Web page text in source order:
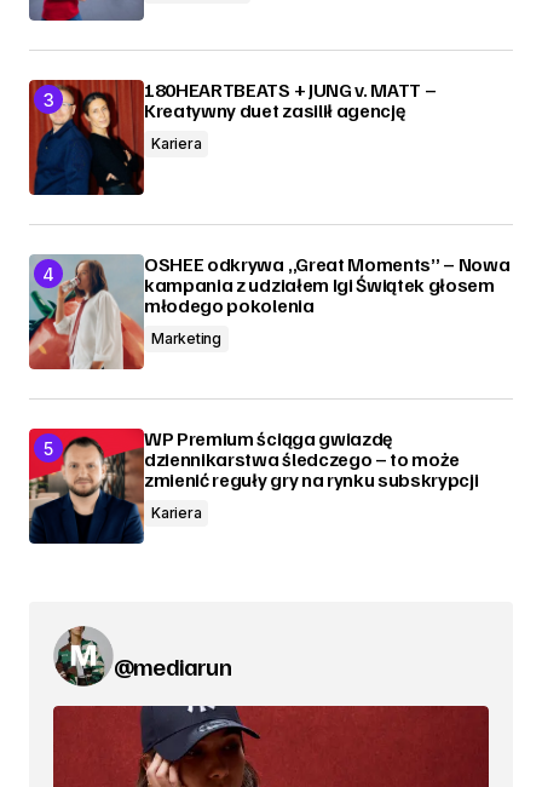
180HEARTBEATS + JUNG v. MATT –
Kreatywny duet zasilił agencję
Kariera
OSHEE odkrywa „Great Moments” – Nowa
kampania z udziałem Igi Świątek głosem
młodego pokolenia
Marketing
WP Premium ściąga gwiazdę
dziennikarstwa śledczego – to może
zmienić reguły gry na rynku subskrypcji
Kariera
@mediarun